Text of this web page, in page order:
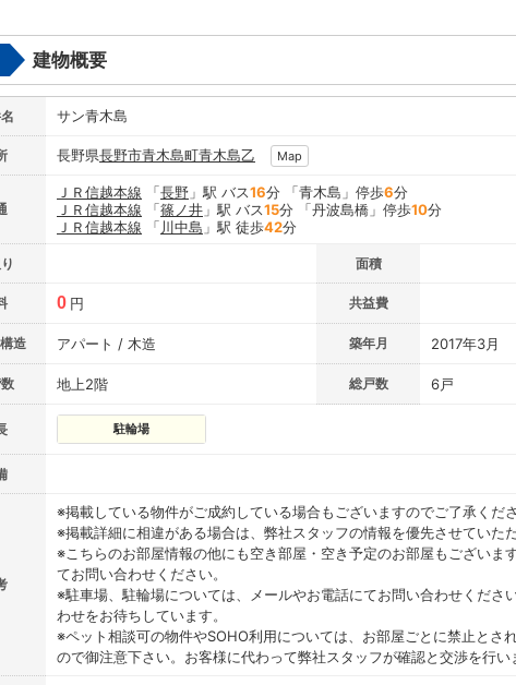
建物概要
サン青木島
長野県長野市青木島町青木島乙 Map
ＪＲ信越本線 「長野 」駅 バス16分 「青木島」停歩6分
ＪＲ信越本線 「篠ノ井 」駅 バス15分 「丹波島橋」停歩10分
ＪＲ信越本線 「川中島 」駅 徒歩42分
面積
0 円 共益費
造 アパート / 木造 築年月 2017年3月
地上2階 総戸数 6戸
駐輪場
※掲載している物件がご成約している場合もございますのでご了承くださ
※掲載詳細に相違がある場合は、弊社スタッフの情報を優先させていただ
※こちらのお部屋情報の他にも空き部屋・空き予定のお部屋もございま
てお問い合わせください。
※駐車場、駐輪場については、メールやお電話にてお問い合わせくださ
わせをお待ちしています。
※ペット相談可の物件やSOHO利用については、お部屋ごとに禁止とさ
ので御注意下さい。お客様に代わって弊社スタッフが確認と交渉を行い